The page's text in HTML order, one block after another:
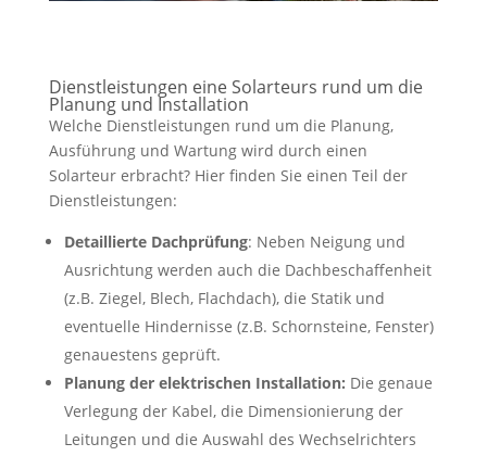
Dienstleistungen eine Solarteurs rund um die
Planung und Installation
Welche Dienstleistungen rund um die Planung,
Ausführung und Wartung wird durch einen
Solarteur erbracht? Hier finden Sie einen Teil der
Dienstleistungen:
Detaillierte Dachprüfung: Neben Neigung und
Ausrichtung werden auch die Dachbeschaffenheit
(z.B. Ziegel, Blech, Flachdach), die Statik und
eventuelle Hindernisse (z.B. Schornsteine, Fenster)
genauestens geprüft.
Planung der elektrischen Installation: Die genaue
Verlegung der Kabel, die Dimensionierung der
Leitungen und die Auswahl des Wechselrichters